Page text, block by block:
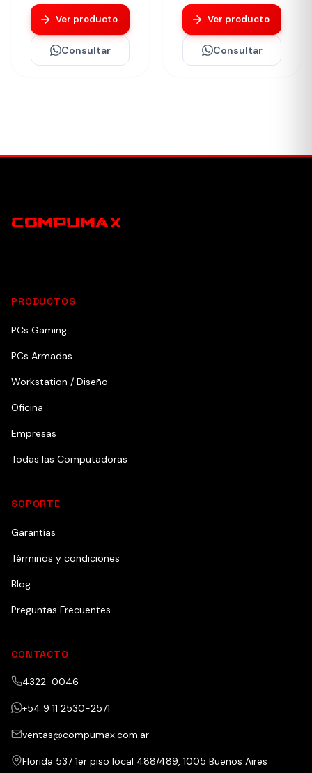
Ver producto
Consultar
Ver producto
Consultar
PRODUCTOS
PCs Gaming
PCs Armadas
Workstation / Diseño
Oficina
Empresas
Todas las Computadoras
SOPORTE
Garantías
Términos y condiciones
Blog
Preguntas Frecuentes
CONTACTO
4322-0046
+54 9 11 2530-2571
ventas@compumax.com.ar
Florida 537 1er piso local 488/489, 1005 Buenos Aires